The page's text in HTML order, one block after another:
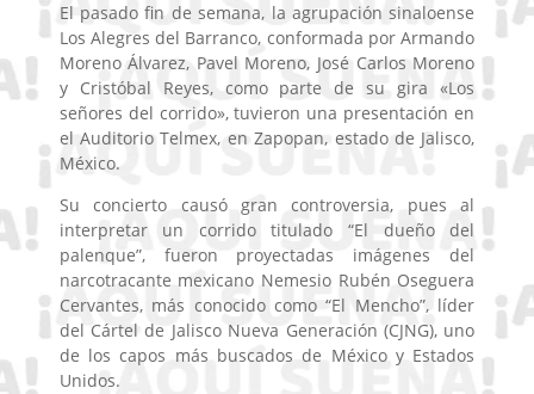
El pasado fin de semana, la agrupación sinaloense
Los Alegres del Barranco, conformada por Armando
Moreno Álvarez, Pavel Moreno, José Carlos Moreno
y Cristóbal Reyes, como parte de su gira «Los
señores del corrido», tuvieron una presentación en
el Auditorio Telmex, en Zapopan, estado de Jalisco,
México.
Su concierto causó gran controversia, pues al
interpretar un corrido titulado “El dueño del
palenque”, fueron proyectadas imágenes del
narcotracante mexicano Nemesio Rubén Oseguera
Cervantes, más conocido como “El Mencho”, líder
del Cártel de Jalisco Nueva Generación (CJNG), uno
de los capos más buscados de México y Estados
Unidos.